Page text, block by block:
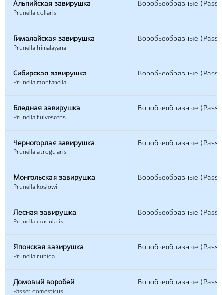
Альпийская завирушка
Prunella collaris
Воробьеобразные
Гималайская завирушка
Prunella himalayana
Воробьеобразные
Сибирская завирушка
Prunella montanella
Воробьеобразные
Бледная завирушка
Prunella fulvescens
Воробьеобразные
Черногорлая завирушка
Prunella atrogularis
Воробьеобразные
Монгольская завирушка
Prunella koslowi
Воробьеобразные
Лесная завирушка
Prunella modularis
Воробьеобразные
Японская завирушка
Prunella rubida
Воробьеобразные
Домовый воробей
Passer domesticus
Воробьеобразные